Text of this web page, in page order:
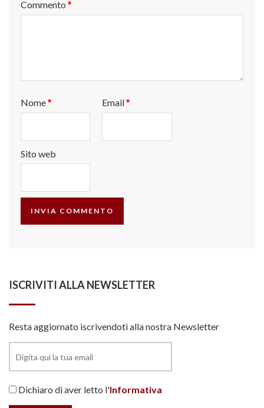
Commento *
Nome* Email*
Sito web
ISCRIVITI ALLA NEWSLETTER
Resta aggiornato iscrivendoti alla nostra Newsletter
Dichiaro di aver letto l'Informativa